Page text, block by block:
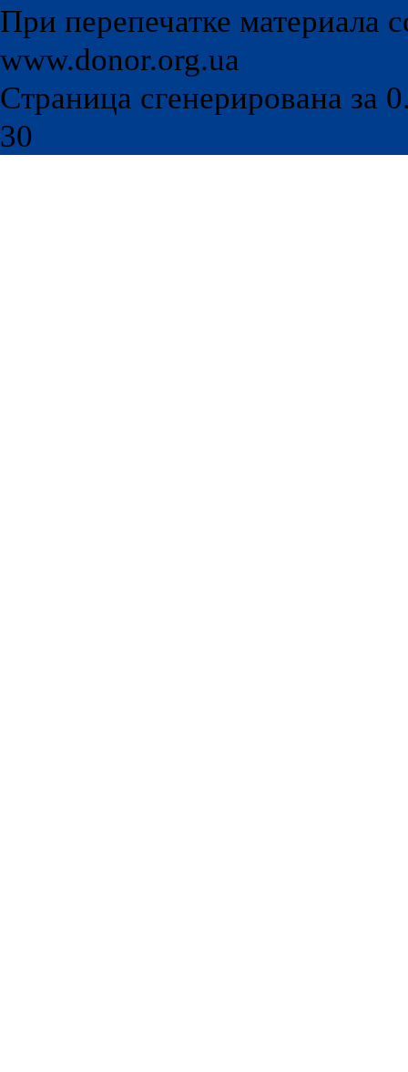
При перепечатке материала
www.donor.org.ua
Страница сгенерирована за
30